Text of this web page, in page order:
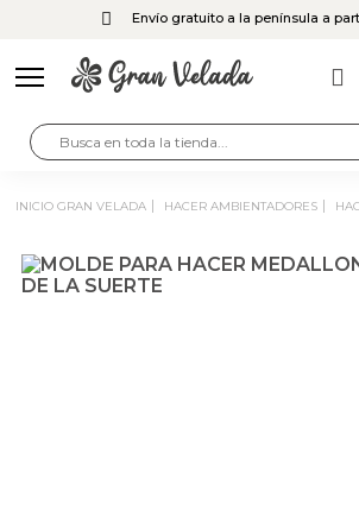
Envío gratuito a la península a
INICIO GRAN VELADA HACER AMBIENTADORES